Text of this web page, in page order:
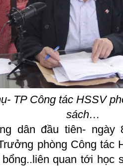
TP Công tác HSSV
sách…
dân đầu tiên-
phòng Công tác
quan tới học